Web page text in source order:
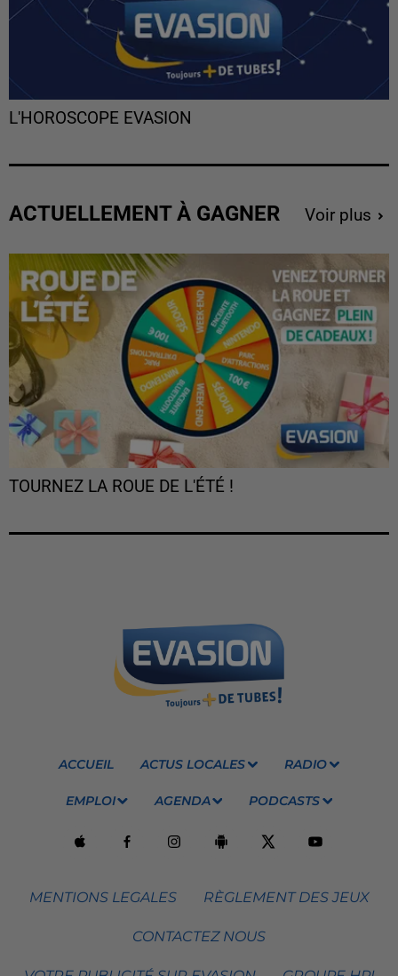
L'HOROSCOPE EVASION
ACTUELLEMENT À GAGNER Voir plus
TOURNEZ LA ROUE DE L'ÉTÉ !
ACCUEIL ACTUS LOCALES RADIO
EMPLOI AGENDA PODCASTS
MENTIONS LEGALES RÈGLEMENT DES JEUX
CONTACTEZ NOUS